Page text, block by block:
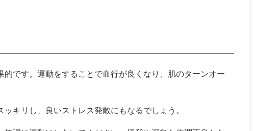
です。運動をすることで血行が良くなり、肌のターンオー
キリし、良いストレス発散にもなるでしょう。